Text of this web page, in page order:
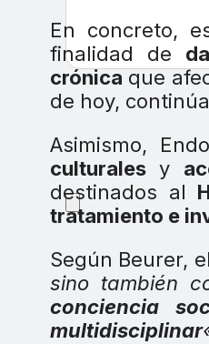
En concreto,
finalidad de
crónica que
de hoy,
Asimismo,
culturalesy
destinados al
tratamiento e
Según Beurer,
sino también
conciencia
multidisciplinar